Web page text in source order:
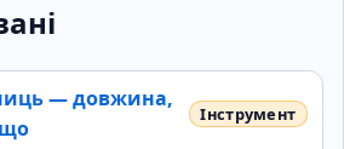
— довжина,